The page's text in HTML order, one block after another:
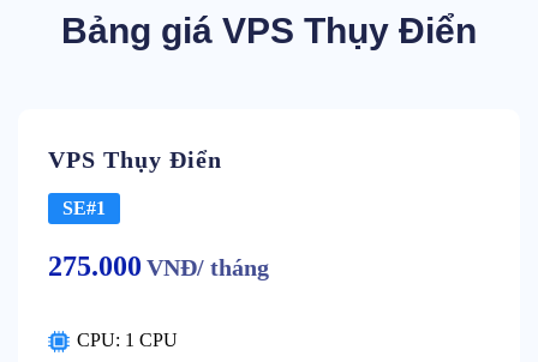
Bảng giá VPS Thụy Điển
VPS Thụy Điển
SE#1
275.000 VNĐ/ tháng
CPU: 1 CPU